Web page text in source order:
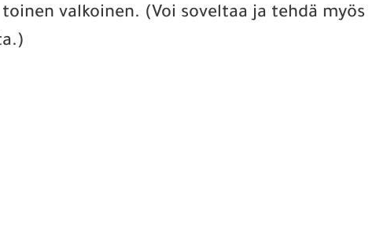
valkoinen. (Voi soveltaa ja tehdä myös